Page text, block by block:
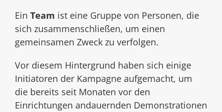
Ein Team ist eine Gruppe von Personen, die
sich zusammenschließen, um einen
gemeinsamen Zweck zu verfolgen.
Vor diesem Hintergrund haben sich einige
Initiatoren der Kampagne aufgemacht, um
die bereits seit Monaten vor den
Einrichtungen andauernden Demonstrationen